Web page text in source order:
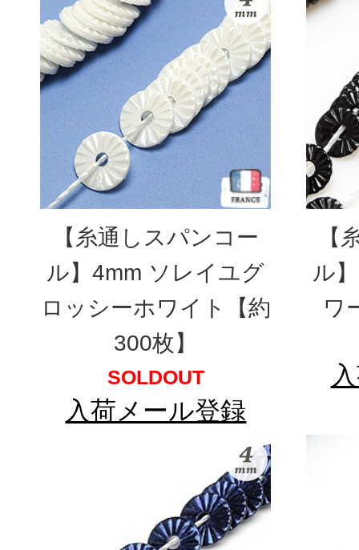
【糸通しスパンコー
ル】4mm ソレイユグ
ロッシーホワイト【約
300枚】
SOLDOUT
入荷メール登録
【
ル
ワ